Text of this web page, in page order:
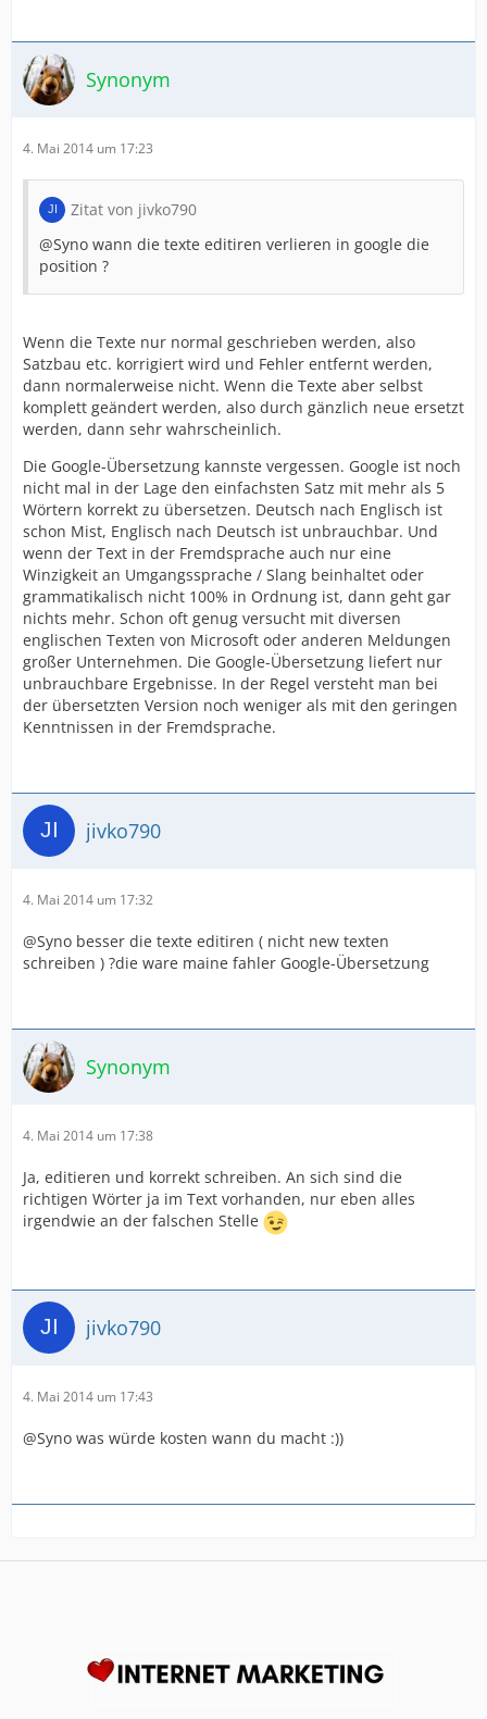
Synonym
4. Mai 2014 um 17:23
Zitat von jivko790
@Syno wann die texte editiren verlieren in google die
position ?
Wenn die Texte nur normal geschrieben werden, also
Satzbau etc. korrigiert wird und Fehler entfernt werden,
dann normalerweise nicht. Wenn die Texte aber selbst
komplett geändert werden, also durch gänzlich neue ersetzt
werden, dann sehr wahrscheinlich.
Die Google-Übersetzung kannste vergessen. Google ist noch
nicht mal in der Lage den einfachsten Satz mit mehr als 5
Wörtern korrekt zu übersetzen. Deutsch nach Englisch ist
schon Mist, Englisch nach Deutsch ist unbrauchbar. Und
wenn der Text in der Fremdsprache auch nur eine
Winzigkeit an Umgangssprache / Slang beinhaltet oder
grammatikalisch nicht 100% in Ordnung ist, dann geht gar
nichts mehr. Schon oft genug versucht mit diversen
englischen Texten von Microsoft oder anderen Meldungen
großer Unternehmen. Die Google-Übersetzung liefert nur
unbrauchbare Ergebnisse. In der Regel versteht man bei
der übersetzten Version noch weniger als mit den geringen
Kenntnissen in der Fremdsprache.
jivko790
4. Mai 2014 um 17:32
@Syno besser die texte editiren ( nicht new texten
schreiben ) ?die ware maine fahler Google-Übersetzung
Synonym
4. Mai 2014 um 17:38
Ja, editieren und korrekt schreiben. An sich sind die
richtigen Wörter ja im Text vorhanden, nur eben alles
irgendwie an der falschen Stelle
jivko790
4. Mai 2014 um 17:43
@Syno was würde kosten wann du macht :))